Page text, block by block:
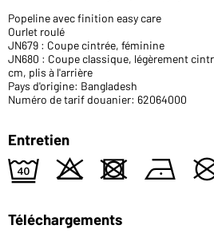
Popeline avec finition easy care
Ourlet roulé
JN679 : Coupe cintrée, féminine
JN680 : Coupe classique, légèrement
cm, plis à l'arrière
Pays d'origine: Bangladesh
Numéro de tarif douanier: 62064000
Entretien
9 o d n
Téléchargements